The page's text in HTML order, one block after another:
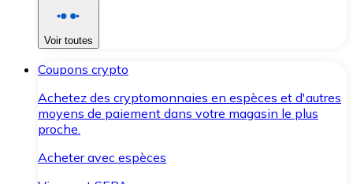
Voir toutes
Coupons crypto
Achetez des cryptomonnaies en espèces et d'autres
moyens de paiement dans votre magasin le plus
proche.
Acheter avec espèces